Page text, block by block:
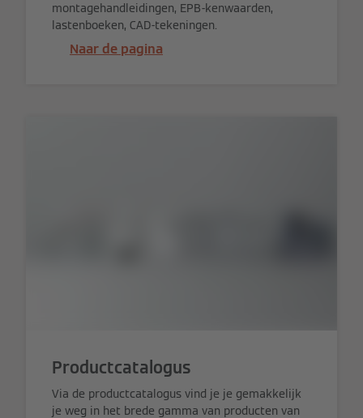
montagehandleidingen, EPB-kenwaarden,
lastenboeken, CAD-tekeningen.
Naar de pagina
Productcatalogus
Via de productcatalogus vind je je gemakkelijk
je weg in het brede gamma van producten van